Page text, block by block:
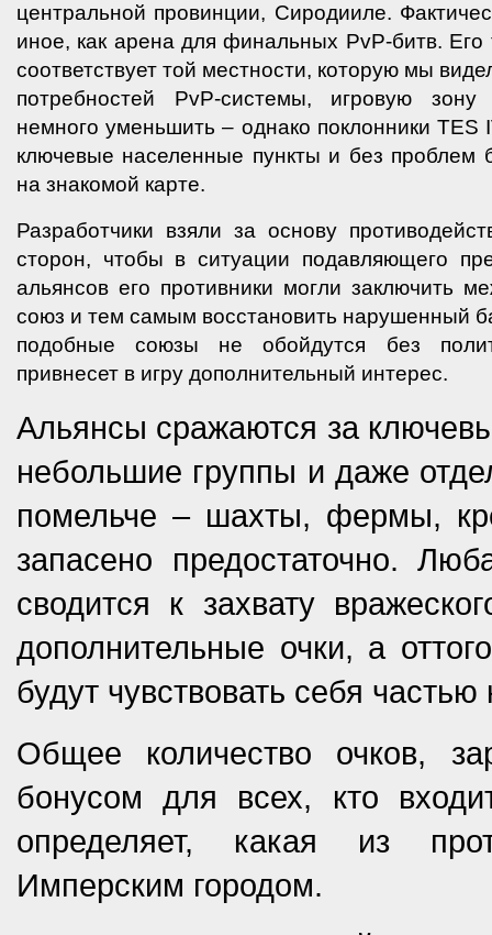
центральной провинции, Сиродииле.
иное, как арена для финальных PvP-битв. Его
соответствует той местности, которую мы
потребностей PvP-системы, игровую
немного уменьшить – однако поклонники TES
ключевые населенные пункты и без проблем
на знакомой карте.
Разработчики взяли за основу
сторон, чтобы в ситуации подавляющего
альянсов его противники могли заключить
союз и тем самым восстановить нарушенный
подобные союзы не обойдутся без
привнесет в игру дополнительный интерес.
Альянсы сражаются за
небольшие группы и даже
помельче – шахты, фермы,
запасено предостаточно.
сводится к захвату
дополнительные очки, а
будут чувствовать себя
Общее количество очков,
бонусом для всех, кто
определяет, какая из
Имперским городом.